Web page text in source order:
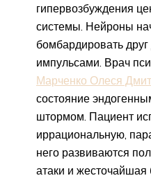
гипервозбуждения
системы. Нейроны
бомбардировать
импульсами. Врач
Марченко Олеся
состояние
штормом. Пациент
иррациональную,
него развиваются
атаки и жесточайшая